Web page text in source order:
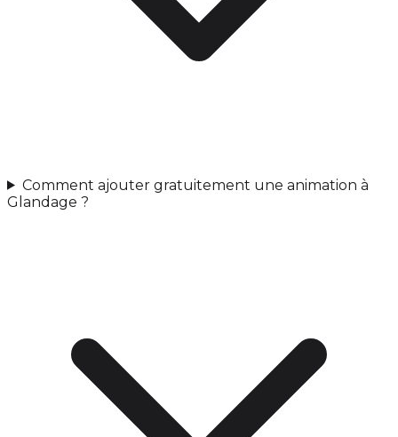
Comment ajouter gratuitement une animation à
Glandage ?